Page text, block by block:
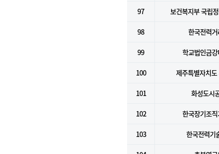
97 보건복지부 국립
98 한국전력
99 학교법인금
100 제주특별자치도
101 화성도시
102 한국장기조
103 한국전력기